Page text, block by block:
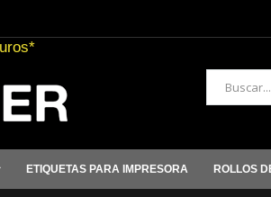
Buscar
ETIQUETAS PARA IMPRESORA ROLLOS